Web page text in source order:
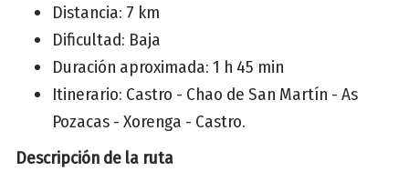
Distancia: 7 km
Dificultad: Baja
Duración aproximada: 1 h 45 min
Itinerario: Castro - Chao de San Martín - As
Pozacas - Xorenga - Castro.
Descripción de la ruta